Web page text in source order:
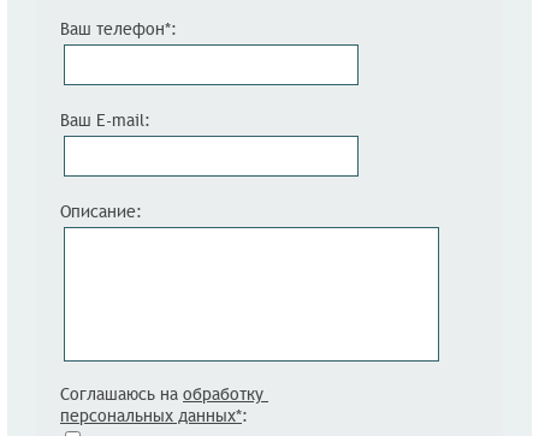
Ваш телефон*:
Ваш E-mail:
Описание:
Соглашаюсь на обработку
персональных данных*: